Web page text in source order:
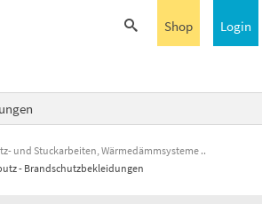
Login
Shop
und Stuckarbeiten, Wärmedämmsysteme
- Brandschutzbekleidungen